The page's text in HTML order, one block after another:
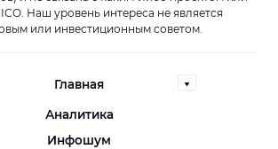
Наш уровень интереса не является
или инвестиционным советом.
Главная
Аналитика
Инфошум